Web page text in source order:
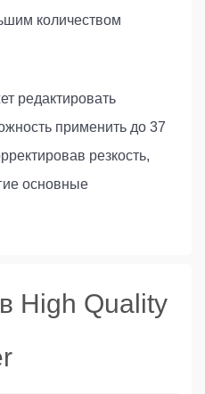
количеством
редактировать
применить до 37
резкость,
основные
High Quality